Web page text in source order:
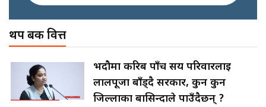
छैन खाली बेड || SIDHAKURA ||
राष्ट्रिय सवालमा ९ दल एकजुट ||
Prachanda, Rabi, Gagan Stand
on the Same Page ||
SIDHAKURA ||
SIDHAKURA
पोप्पोको पासोः कमाउने लोभमा घरबार नै
उठिबास | The Dark Side of
थप बैंक वित्त
भदौमा करिब पाँच सय परिवारलाई
लालपूर्जा बाँड्दै सरकार, कुन कुन
जिल्लाका बासिन्दाले पाउँदैछन् ?